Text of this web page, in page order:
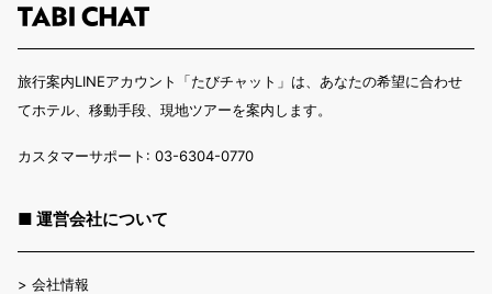
旅行案内LINEアカウント「たびチャット」は、あなたの希望に合わせ
てホテル、移動手段、現地ツアーを案内します。
カスタマーサポート: 03-6304-0770
■ 運営会社について
> 会社情報